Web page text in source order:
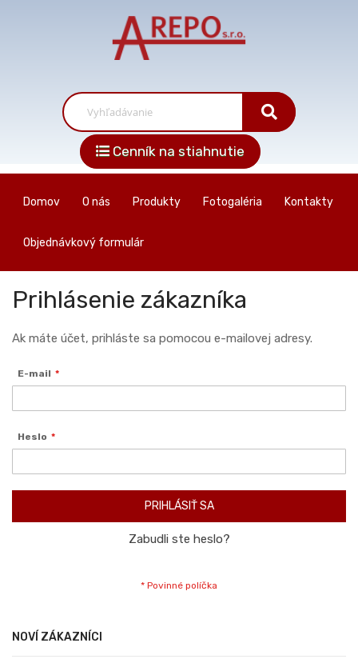
Cenník na stiahnutie
Domov O nás Produkty Fotogaléria Kontakty
Objednávkový formulár
Prihlásenie zákazníka
Ak máte účet, prihláste sa pomocou e-mailovej adresy.
E-mail
Heslo
PRIHLÁSIŤ SA
Zabudli ste heslo?
NOVÍ ZÁKAZNÍCI